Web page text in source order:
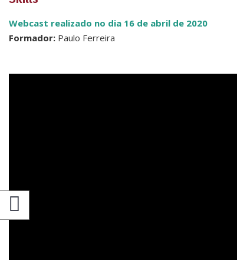
Webcast realizado no dia 16 de abril de 2020
Formador: Paulo Ferreira